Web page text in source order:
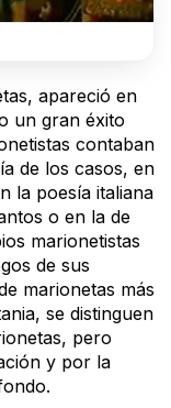
apareció en
un gran éxito
contaban
de los casos, en
la poesía italiana
o en la de
marionetistas
de sus
marionetas más
se distinguen
pero
y por la